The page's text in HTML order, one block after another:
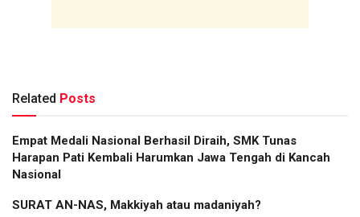
Related Posts
Empat Medali Nasional Berhasil Diraih, SMK Tunas
Harapan Pati Kembali Harumkan Jawa Tengah di Kancah
Nasional
SURAT AN-NAS, Makkiyah atau madaniyah?